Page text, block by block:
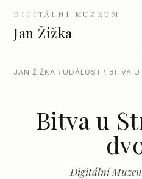
DIGITÁLNÍ MUZEUM
Jan Žižka
JAN ŽIŽKA \ UDÁLOST \ BITVA U
Bitva u
Digitální